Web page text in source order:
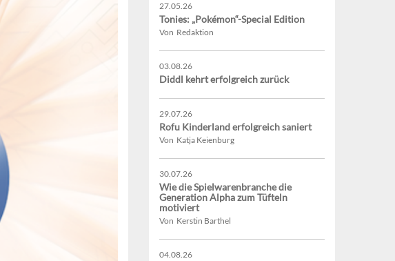
27.05.26
Tonies: „Pokémon“-Special Edition
Von Redaktion
03.08.26
Diddl kehrt erfolgreich zurück
29.07.26
Rofu Kinderland erfolgreich saniert
Von Katja Keienburg
30.07.26
Wie die Spielwarenbranche die
Generation Alpha zum Tüfteln
motiviert
Von Kerstin Barthel
04.08.26